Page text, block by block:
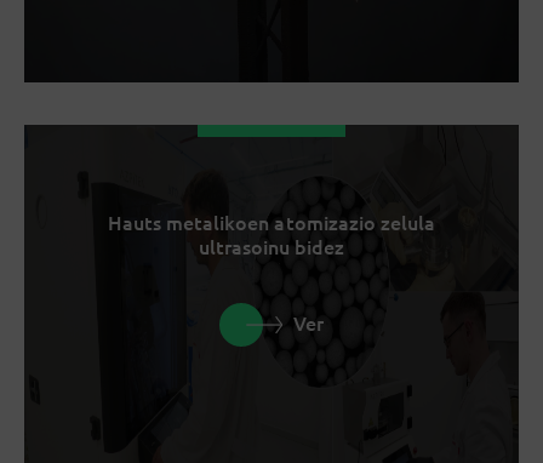
Hauts metalikoen atomizazio zelula
ultrasoinu bidez
Ver